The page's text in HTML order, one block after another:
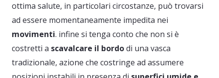
ottima salute, in particolari circostanze, può trovarsi
ad essere momentaneamente impedita nei
movimenti. infine si tenga conto che non si è
costretti a scavalcare il bordodi una vasca
tradizionale, azione che costringe ad assumere